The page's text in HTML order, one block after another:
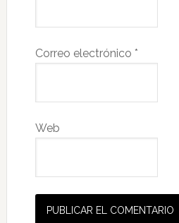
Correo electrónico *
Web